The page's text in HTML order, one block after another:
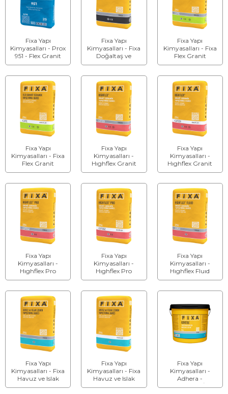
Fixa Yapı
Kimyasalları - Prox
951 - Flex Granit
Seramik
Fixa Yapı
Kimyasalları - Fixa
Doğaltaş ve
Kaplama Tuğla
Fixa Yapı
Kimyasalları - Fixa
Flex Granit
Seramik
Fixa Yapı
Kimyasalları - Fixa
Flex Granit
Seramik
C2TE (Beyaz)
Fixa Yapı
Kimyasalları -
Hıghflex Granit
Seramik
Fixa Yapı
Kimyasalları -
Hıghflex Granit
Seramik
Fixa Yapı
Kimyasalları -
Hıghflex Pro
Granit Seramik
C2TES2
Fixa Yapı
Kimyasalları -
Hıghflex Pro
Granit Seramik
C2TES2 (Beyaz)
Fixa Yapı
Kimyasalları -
Hıghflex Fluıd
Granit Seramik
Fixa Yapı
Kimyasalları - Fixa
Havuz ve Islak
Zemin Yapıştırma
Fixa Yapı
Kimyasalları - Fixa
Havuz ve Islak
Zemin Yapıştırma
Fixa Yapı
Kimyasalları -
Adhera -
Yapıştırıcılar İçin